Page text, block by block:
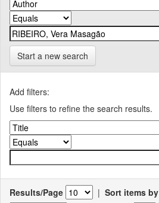
Start a new search
Add filters:
Use filters to refine the search results.
Results/Page | Sort items by